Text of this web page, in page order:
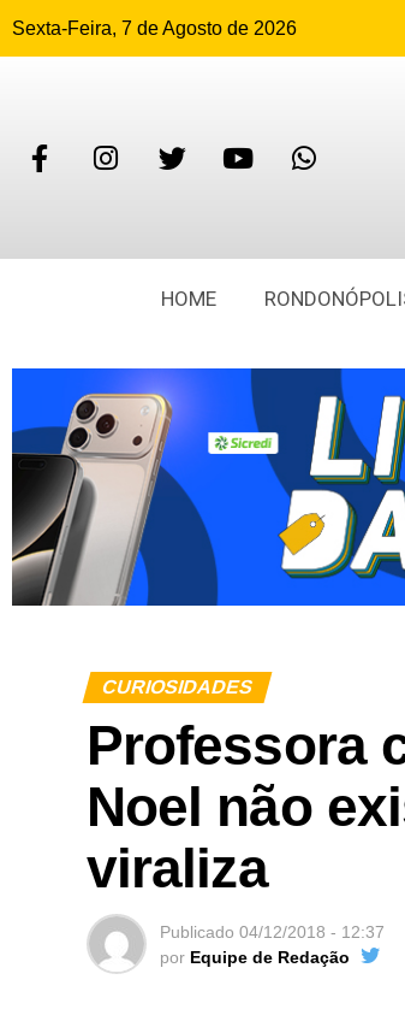
Sexta-Feira, 7 de Agosto de 2026
HOME
CURIOSIDADES
Professora
Noel não
viraliza
Publicado 04/12/2018 - 12:37
por Equipe de Redação